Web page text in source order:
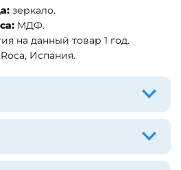
зеркало.
МДФ.
на данный товар 1 год.
Roca, Испания.